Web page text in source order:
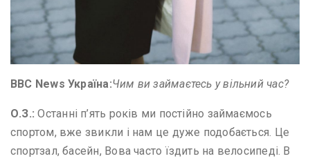
BBC NewsУкраїна:Чим ви займаєтесь у вільний час?
О.З.: Останні п’ять років ми постійно займаємось
спортом, вже звикли і нам це дуже подобається. Це
спортзал, басейн, Вова часто їздить на велосипеді. В